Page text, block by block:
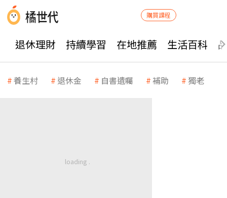
購買課程
退休理財 持續學習 在地推薦 生活百科
養生村 退休金 自書遺囑 補助 獨老